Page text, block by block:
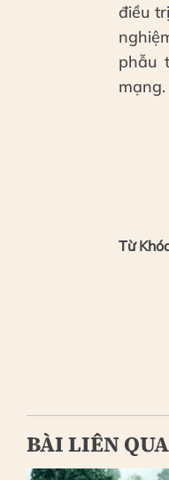
điều
phẫu
mạng.
Từ
BÀI LIÊN